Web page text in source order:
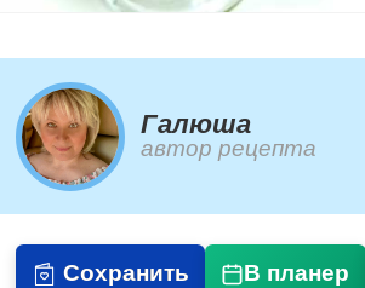
Галюша
автор рецепта
Сохранить В планер